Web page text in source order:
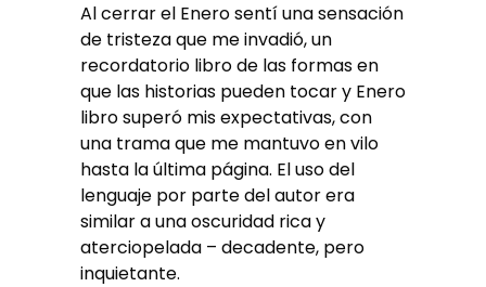
Al cerrar el Enero sentí una sensación
de tristeza que me invadió, un
recordatorio libro de las formas en
que las historias pueden tocar y Enero
libro superó mis expectativas, con
una trama que me mantuvo en vilo
hasta la última página. El uso del
lenguaje por parte del autor era
similar a una oscuridad rica y
aterciopelada – decadente, pero
inquietante.